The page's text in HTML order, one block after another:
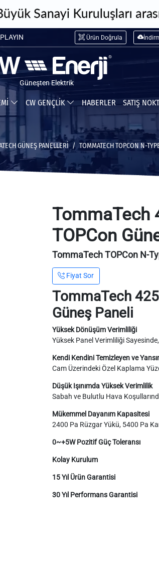
Ürün Doğrula
Güneşten Elektrik
CW GENÇLİK HABERLER SATIŞ
GÜNEŞ PANELLERI TOMMATECH TOPCON N-
TommaTech
TOPCon
TommaTech TOPCon N-
Fiyat Sor
TommaTech
Güneş Paneli
Yüksek Dönüşüm Verimliliği
Yüksek Panel Verimliliği Sayesinde,
Kendi Kendini Temizleyen ve
Cam Üzerindeki Özel Kaplama
Düşük Işınımda Yüksek Verimlilik
Sabah ve Bulutlu Hava
Mükemmel Dayanım Kapasitesi
2400 Pa Rüzgar Yükü, 5400 Pa
0~+5W Pozitif Güç Toleransı
Kolay Kurulum
15 Yıl Ürün Garantisi
30 Yıl Performans Garantisi